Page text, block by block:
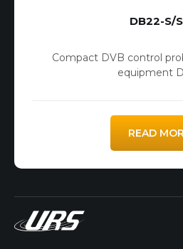
DB22-S/
Compact DVB control
equipment
READ